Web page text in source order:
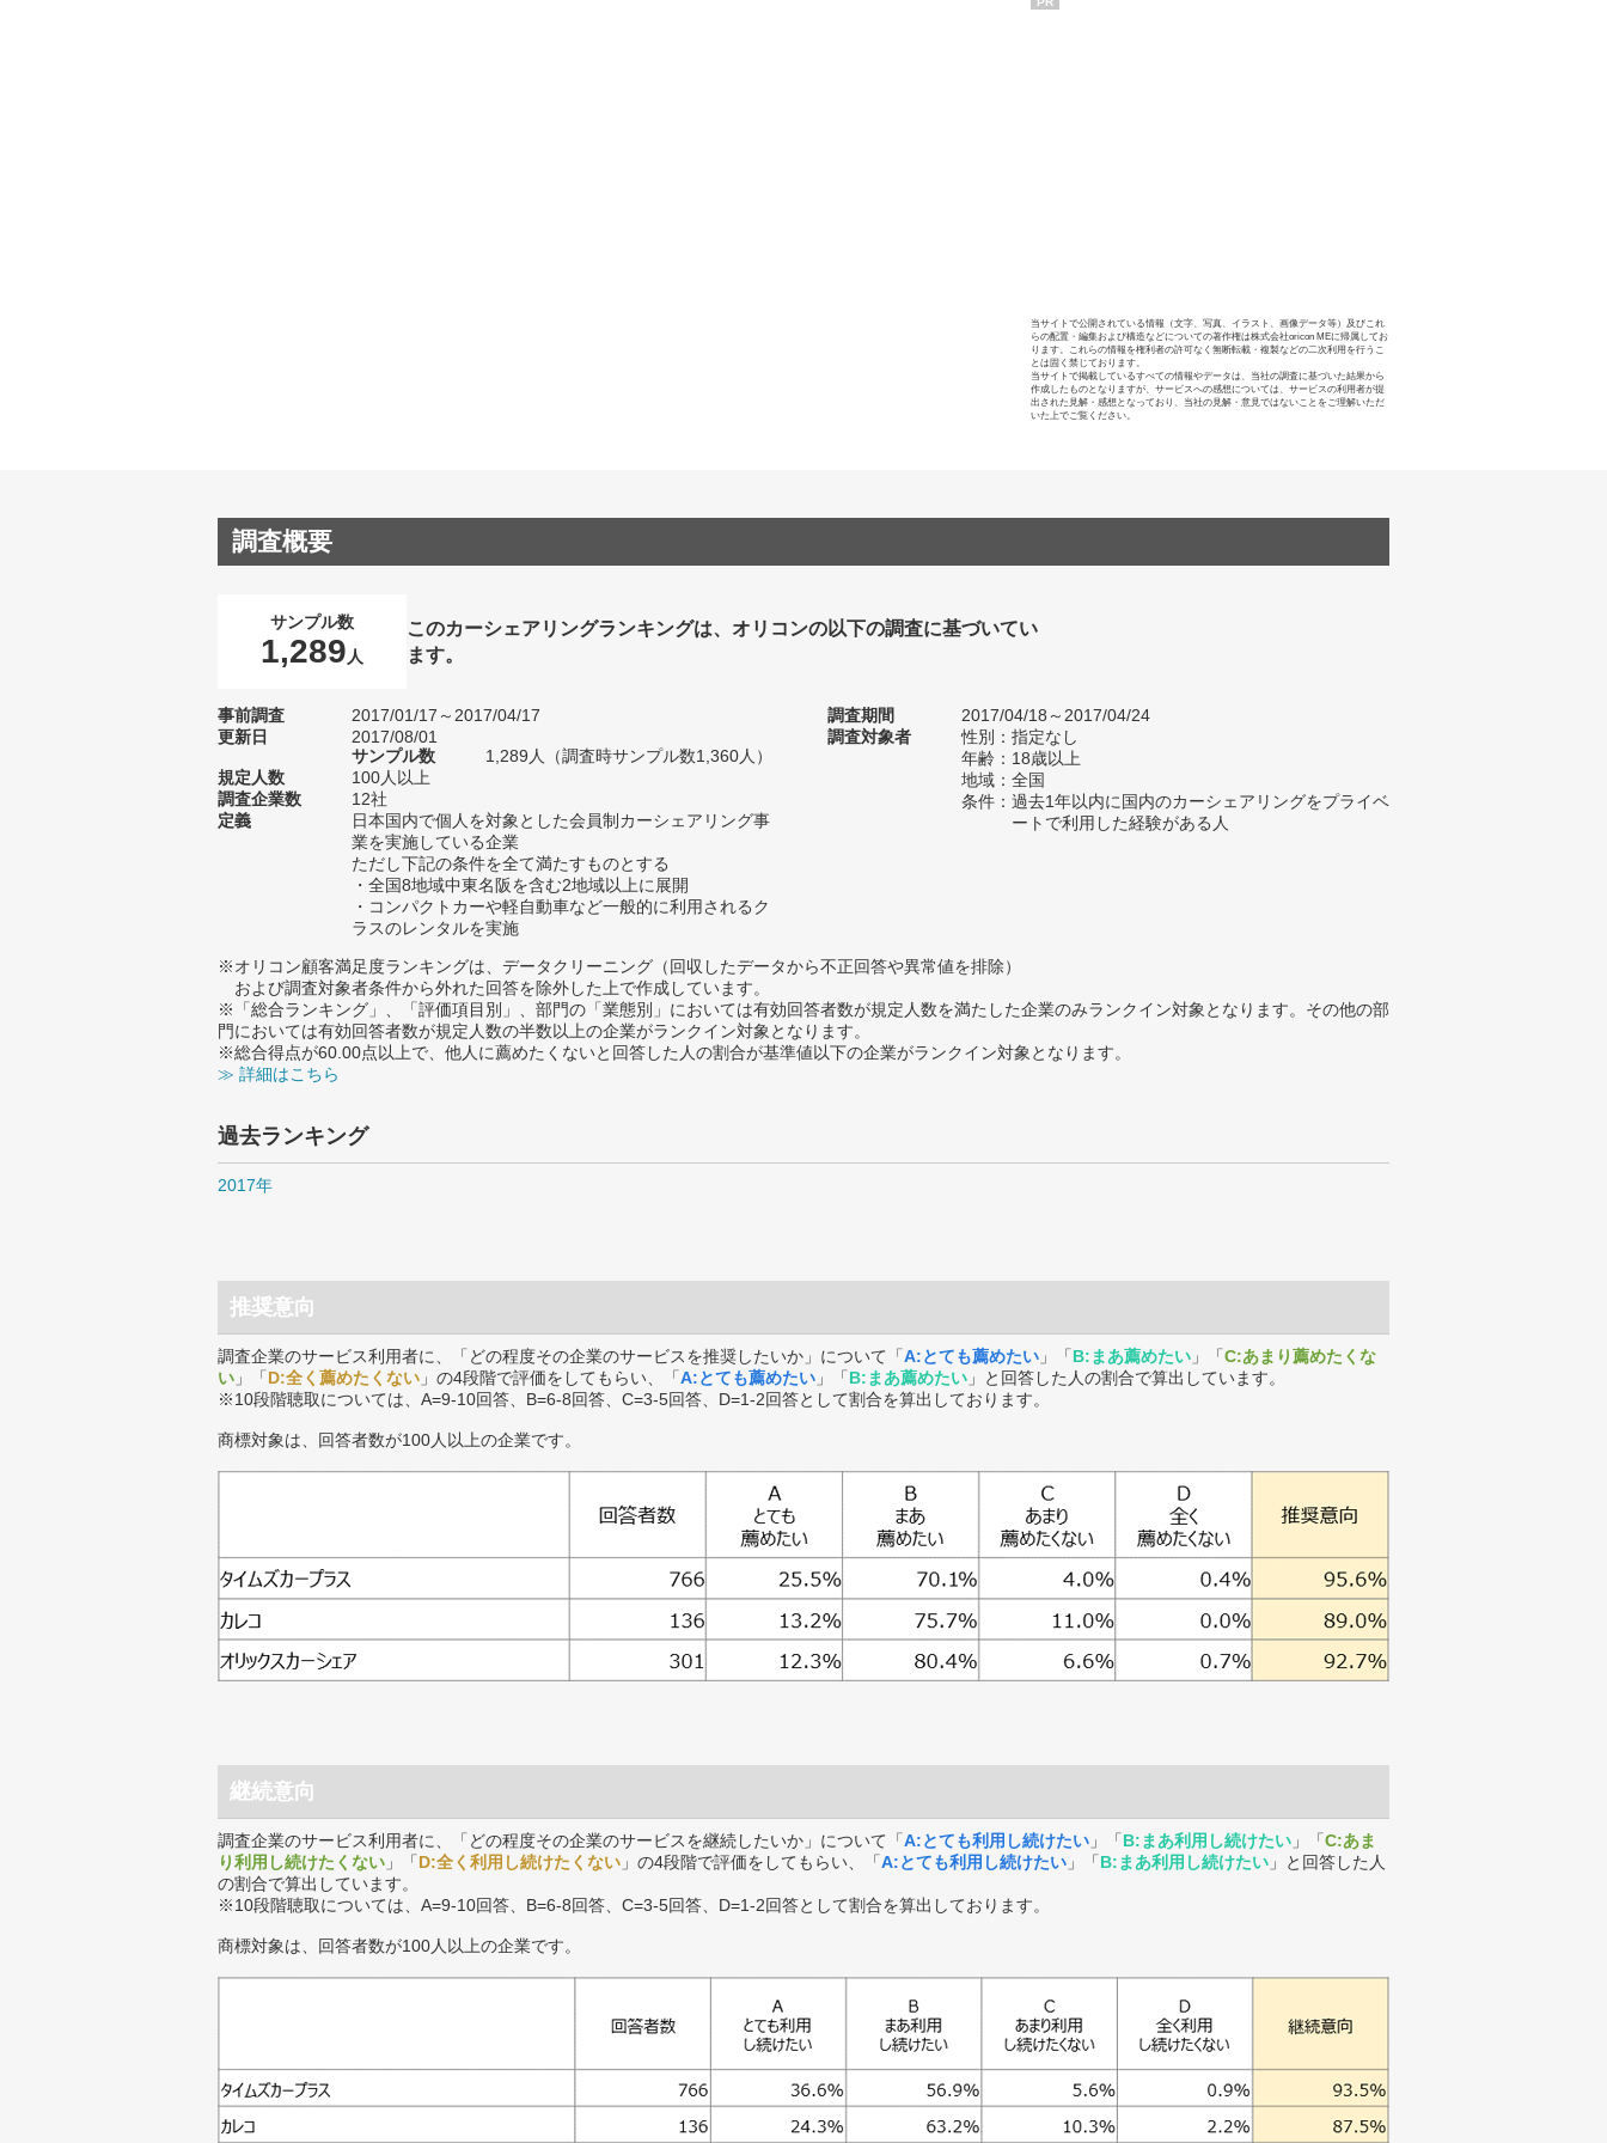
当サイトで公開されている情報（文字、写真、イラスト、画像データ等）及びこれ
らの配置・編集および構造などについての著作権は株式会社oricon MEに帰属してお
ります。これらの情報を権利者の許可なく無断転載・複製などの二次利用を行うこ
とは固く禁じております。
当サイトで掲載しているすべての情報やデータは、当社の調査に基づいた結果から
作成したものとなりますが、サービスへの感想については、サービスの利用者が提
出された見解・感想となっており、当社の見解・意見ではないことをご理解いただ
いた上でご覧ください。
調査概要
サンプル数
1,289 人
このカーシェアリングランキングは、オリコンの以下の調査に基づいてい
ます。
事前調査
2017/01/17～2017/04/17
更新日
2017/08/01
サンプル数
1,289人（調査時サンプル数1,360人）
規定人数
100人以上
調査企業数
12社
定義
日本国内で個人を対象とした会員制カーシェアリング事
業を実施している企業
ただし下記の条件を全て満たすものとする
・全国8地域中東名阪を含む2地域以上に展開
・コンパクトカーや軽自動車など一般的に利用されるク
ラスのレンタルを実施
調査期間
2017/04/18～2017/04/24
調査対象者
性別：指定なし
年齢：18歳以上
地域：全国
条件：過去1年以内に国内のカーシェアリングをプライベ
ートで利用した経験がある人
※オリコン顧客満足度ランキングは、データクリーニング（回収したデータから不正回答や異常値を排除）
および調査対象者条件から外れた回答を除外した上で作成しています。
※「総合ランキング」、「評価項目別」、部門の「業態別」においては有効回答者数が規定人数を満たした企業のみランクイン対象となります。その他の部
門においては有効回答者数が規定人数の半数以上の企業がランクイン対象となります。
※総合得点が60.00点以上で、他人に薦めたくないと回答した人の割合が基準値以下の企業がランクイン対象となります。
≫ 詳細はこちら
過去ランキング
2017年
推奨意向
調査企業のサービス利用者に、「どの程度その企業のサービスを推奨したいか」について「A:とても薦めたい 」「B:まあ薦めたい 」「C:あまり薦めたくな
い 」「D:全く薦めたくない 」の4段階で評価をしてもらい、「A:とても薦めたい 」「B:まあ薦めたい 」と回答した人の割合で算出しています。
※10段階聴取については、A=9-10回答、B=6-8回答、C=3-5回答、D=1-2回答として割合を算出しております。
商標対象は、回答者数が100人以上の企業です。
継続意向
調査企業のサービス利用者に、「どの程度その企業のサービスを継続したいか」について「A:とても利用し続けたい 」「B:まあ利用し続けたい 」「C:あま
り利用し続けたくない 」「D:全く利用し続けたくない 」の4段階で評価をしてもらい、「A:とても利用し続けたい 」「B:まあ利用し続けたい 」と回答した人
の割合で算出しています。
※10段階聴取については、A=9-10回答、B=6-8回答、C=3-5回答、D=1-2回答として割合を算出しております。
商標対象は、回答者数が100人以上の企業です。